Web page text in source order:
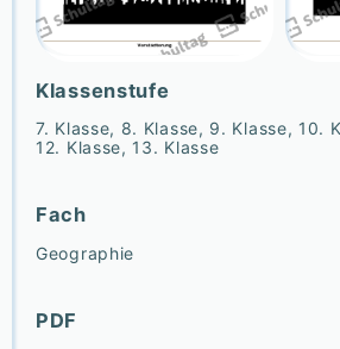
Klassenstufe
7. Klasse, 8. Klasse, 9. Klasse, 10.
12. Klasse, 13. Klasse
Fach
Geographie
PDF